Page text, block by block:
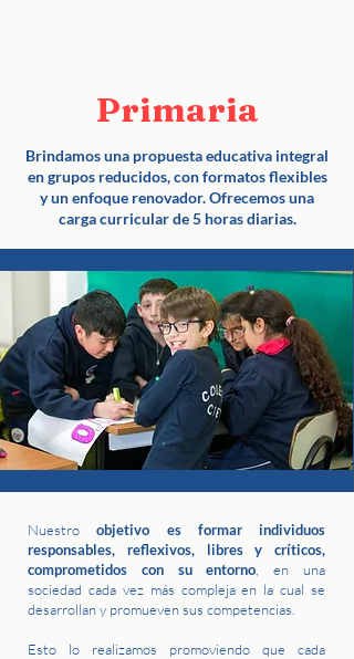
Primaria
Brindamos una propuesta educativa integral
en grupos reducidos, con formatos flexibles
y un enfoque renovador. Ofrecemos una
carga curricular de 5 horas diarias.
Nuestroobjetivo es formar individuos
responsables, reflexivos, libres y críticos,
comprometidos con su entorno , en una
sociedad cada vez más compleja en la cual se
desarrollan y promueven sus competencias.
Esto lo realizamos promoviendo que cada